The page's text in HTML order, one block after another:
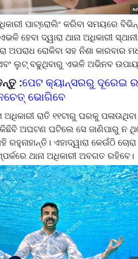
ପାଟ୍ରୋଲିଂ କରିବା ସମୟରେ
ହେବା ଦ୍ୱାରା ଥାନା ଅଧିକାରୀ
ଅପରାଧ ରୋକିବା ସହ ନିଶା କାରବାର
ଲୁଟ୍‌ ବଢୁଥିବାରୁ ଏଭଳି ଅଭିନବ
:ପେଟ କ୍ୟାନ୍ସରରୁ ଦୂରେଇ
ଭୋଗିବେ
ଅଧିକାରୀ ରାତି ୧୧ଟାରୁ ଘରକୁ
ଅଘଟଣ ଘଟିଲେ ସେ ଜାଣିପାରୁ ନ
ରହୁନାହାନ୍ତି। ଏହାଦ୍ୱାରା କେଉଁଠି
ଥାନା ଅଧିକାରୀ ଅବଗତ ରହିବେ।